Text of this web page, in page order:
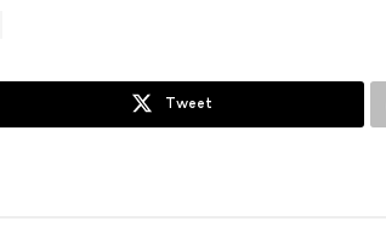
Tweet